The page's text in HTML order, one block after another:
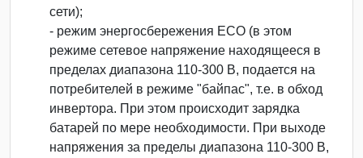
сети);
- режим энергосбережения ECO (в этом
режиме сетевое напряжение находящееся в
пределах диапазона 110-300 В, подается на
потребителей в режиме "байпас", т.е. в обход
инвертора. При этом происходит зарядка
батарей по мере необходимости. При выходе
напряжения за пределы диапазона 110-300 В,